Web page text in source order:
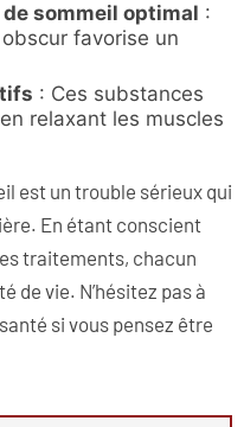
sommeil optimal :
favorise un
: Ces substances
relaxant les muscles
est un trouble sérieux qui
En étant conscient
traitements, chacun
de vie. N’hésitez pas à
si vous pensez être